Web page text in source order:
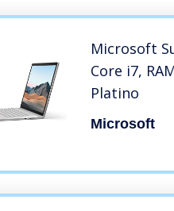
Microsoft
Core i7,
Platino
Microsoft